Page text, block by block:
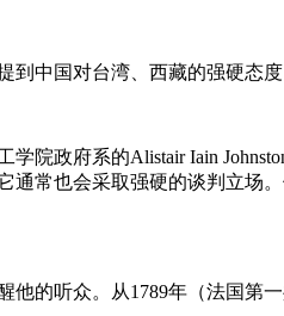
中国对台湾、西藏的强硬态
院政府系的Alistair Iain
常也会采取强硬的谈判立场
的听众。从1789年（法国第